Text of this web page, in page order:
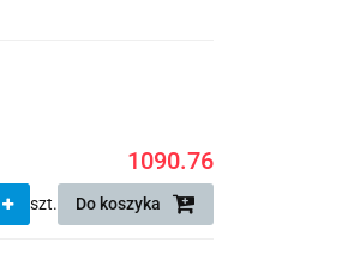
1090.76
szt. Do koszyka